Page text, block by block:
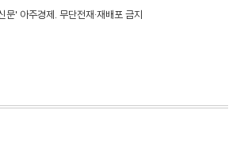
' 아주경제. 무단전재·재배포 금지